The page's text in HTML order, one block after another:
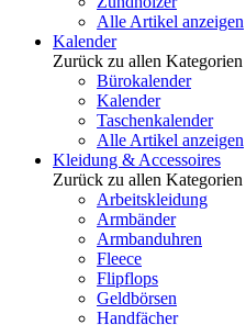
Alle Artikel anzeigen
Kalender
Zurück zu allen Kategorien
Bürokalender
Kalender
Taschenkalender
Alle Artikel anzeigen
Kleidung & Accessoires
Zurück zu allen Kategorien
Arbeitskleidung
Armbänder
Armbanduhren
Fleece
Flipflops
Geldbörsen
Handfächer